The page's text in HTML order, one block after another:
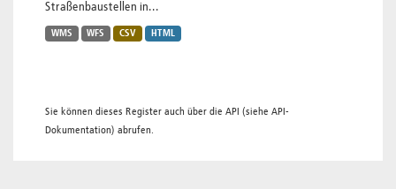
Straßenbaustellen in...
WMS WFS CSV HTML
Sie können dieses Register auch über die API (siehe API-
Dokumentation) abrufen.